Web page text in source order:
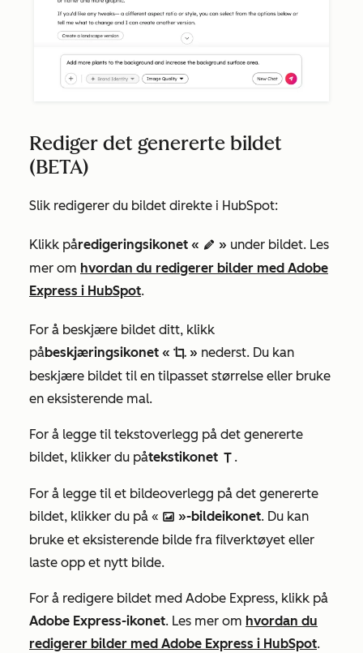
Rediger det genererte bildet
(BETA)
Slik redigerer du bildet direkte i HubSpot:
Klikk påredigeringsikonet « edit AdA » under bildet. Les
mer om hvordan du redigerer bilder med Adobe
Express i HubSpot.
For å beskjære bildet ditt, klikk
påbeskjæringsikonet « cropIcon » nederst. Du kan
beskjære bildet til en tilpasset størrelse eller bruke
en eksisterende mal.
For å legge til tekstoverlegg på det genererte
bildet, klikker du påtekstikonet textIcon .
For å legge til et bildeoverlegg på det genererte
bildet, klikker du på « insertImageIcon »-bildeikonet. Du kan
bruke et eksisterende bilde fra filverktøyet eller
laste opp et nytt bilde.
For å redigere bildet med Adobe Express, klikk på
Adobe Express-ikonet. Les mer om hvordan du
redigerer bilder med Adobe Express i HubSpot.